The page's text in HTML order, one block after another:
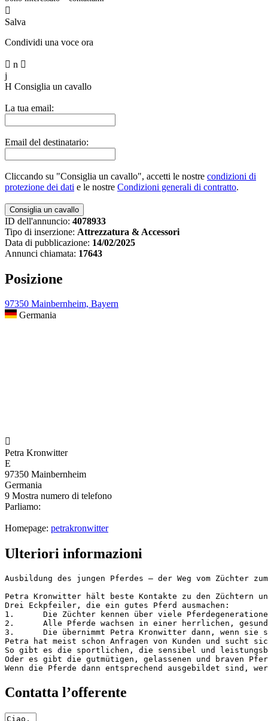

Salva
Condividi una voce ora
 n 
j
H Consiglia un cavallo
La tua email:
Email del destinatario:
Cliccando su "Consiglia un cavallo", accetti le nostre condizioni di
protezione dei dati e le nostre Condizioni generali di contratto.
ID dell'annuncio: 4078933
Tipo di inserzione: Attrezzatura & Accessori
Data di pubblicazione: 14/02/2025
Annunci chiamata: 17643
Posizione
97350 Mainbernheim, Bayern
Germania

Petra Kronwitter
E
97350 Mainbernheim
Germania
9 Mostra numero di telefono
Parliamo:
Homepage: petrakronwitter
Ulteriori informazioni
Ausbildung des jungen Pferdes – der Weg vom Züchter
Petra Kronwitter hält beste Kontakte zu den Züchtern
Drei Eckpfeiler, die ein gutes Pferd ausmachen:
1.	Die Züchter kennen über viele Pferdegenerationen die Blutlinien ihrer Pferde und damit verbunden die Eigenschaften, die vererbt werden.
2.	Alle Pferde wachsen in einer herrlichen, gesunden Landschaft in einer Herde mit den verschiedenen Altersgruppen auf und erhalten dadurch eine natürliche Sozialisierung.  Sie bekommen viel Muskulatur und gute Lungen, wenn sie lernen, sich auf den hügeligen Weiden trittsicher zu bewegen. Wenn sie dann 3-jährig sind, fehlt den jungen Pferden allerdings eine fundierte, korrekte Ausbildung zu verlässlichen Reitpferden.
3.	Die übernimmt Petra Kronwitter dann, wenn sie sich vom freundlichen und positiven Charakter der Pferde überzeugt hat. Sie wählt einige aus und holt sie zu sich in ihren Stall in Mainbernheim, wo sie in den nächsten Monaten ausgebildet werden.
Petra hat meist schon Anfragen von Kunden und
So gibt es die sportlichen, die sensibel und
Oder es gibt die gutmütigen, gelassenen und braven
Wenn die Pferde dann entsprechend ausgebildet
Contatta l’offerente